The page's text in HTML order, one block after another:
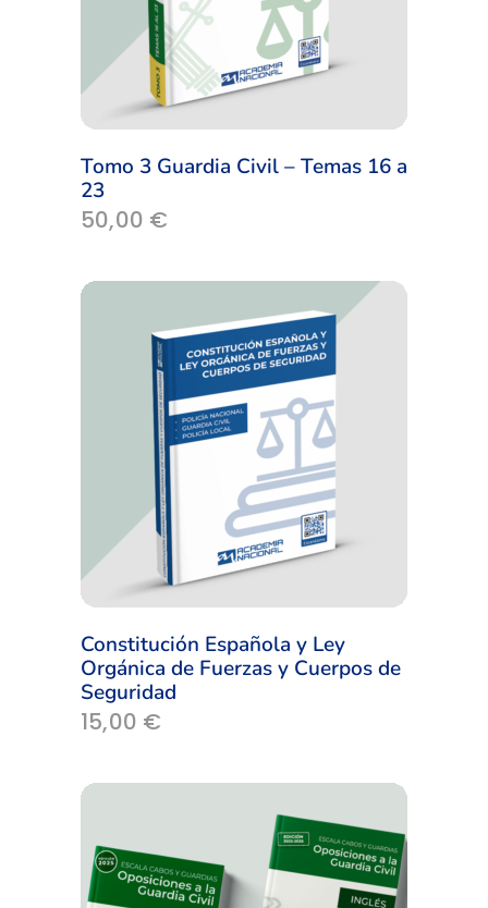
Tomo 3 Guardia Civil – Temas 16 a
23
50,00 €
Constitución Española y Ley
Orgánica de Fuerzas y Cuerpos de
Seguridad
15,00 €